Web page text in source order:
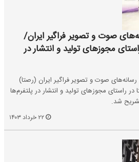
صوت و تصویر فراگیر ایران/
مجوزهای تولید و انتشار در
صوت و تصویر فراگیر ایران (رصتا)
در راستای مجوزهای تولید و انتشار در پلتفرم‌ها
شد.